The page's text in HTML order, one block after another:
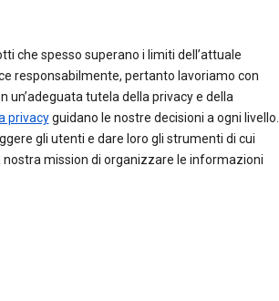
che spesso superano i limiti dell’attuale
responsabilmente, pertanto lavoriamo con
un’adeguata tutela della privacy e della
privacyguidano le nostre decisioni a ogni livello.
gli utenti e dare loro gli strumenti di cui
mission di organizzare le informazioni